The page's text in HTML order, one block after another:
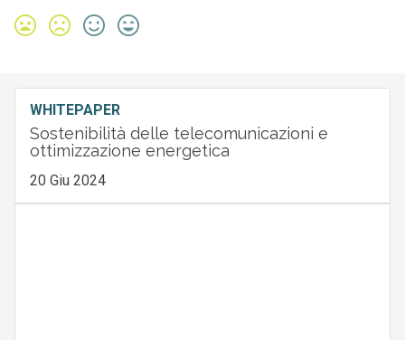
WHITEPAPER
Sostenibilità delle telecomunicazioni e
ottimizzazione energetica
20 Giu 2024